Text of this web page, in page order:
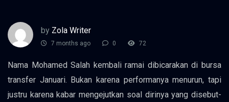
by Zola Writer
7 months ago 0 72
Nama Mohamed Salah kembali ramai dibicarakan di bursa
transfer Januari. Bukan karena performanya menurun, tapi
justru karena kabar mengejutkan soal dirinya yang disebut-